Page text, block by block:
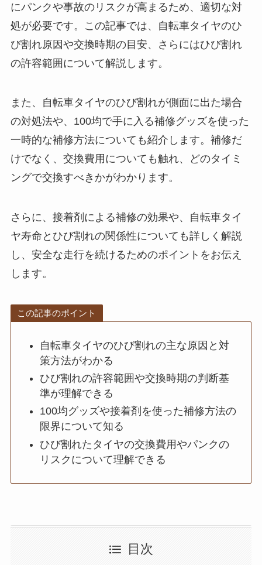
にパンクや事故のリスクが高まるため、適切な対
処が必要です。この記事では、自転車タイヤのひ
び割れ原因や交換時期の目安、さらにはひび割れ
の許容範囲について解説します。
また、自転車タイヤのひび割れが側面に出た場合
の対処法や、100均で手に入る補修グッズを使った
一時的な補修方法についても紹介します。補修だ
けでなく、交換費用についても触れ、どのタイミ
ングで交換すべきかがわかります。
さらに、接着剤による補修の効果や、自転車タイ
ヤ寿命とひび割れの関係性についても詳しく解説
し、安全な走行を続けるためのポイントをお伝え
します。
この記事のポイント
自転車タイヤのひび割れの主な原因と対
策方法がわかる
ひび割れの許容範囲や交換時期の判断基
準が理解できる
100均グッズや接着剤を使った補修方法の
限界について知る
ひび割れたタイヤの交換費用やパンクの
リスクについて理解できる
目次